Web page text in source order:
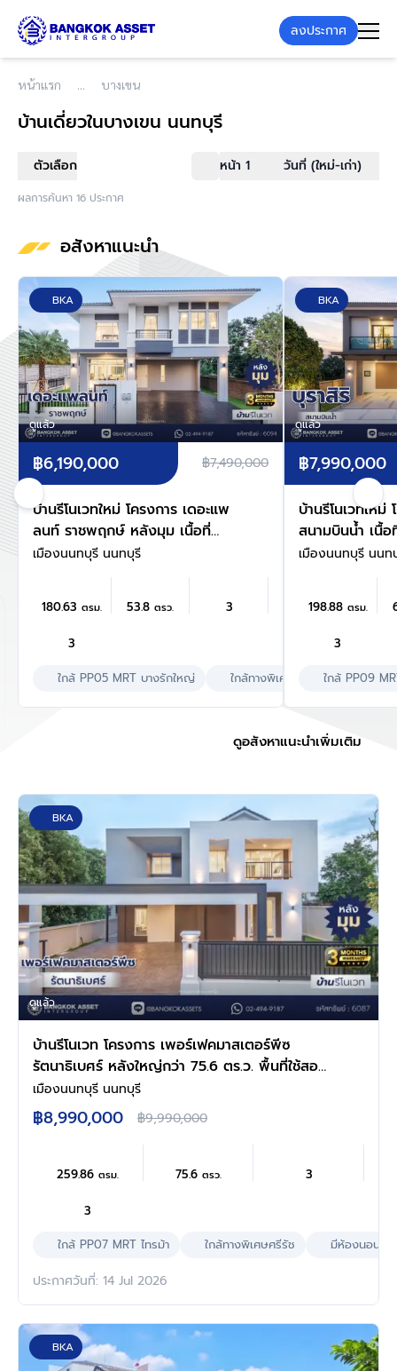
ลงประกาศ
หน้าแรก บางเขน
บ้านเดี่ยวในบางเขน นนทบุรี
ตัวเลือก หน้า 1 วันที่ (ใหม่-เก่า)
ผลการค้นหา 16 ประกาศ
อสังหาแนะนำ
BKA
ดูแล้ว
฿6,190,000 ฿7,490,000
บ้านรีโนเวทใหม่ โครงการ เดอะแพ
ลนท์ ราชพฤกษ์ หลังมุม เนื้อที่
53.8 ตร.ว. พื้นที่ใช้สอย 180.63
ตร.ม. ฟังก์ชัน 3 ห้องนอน 3
ศักยภาพ เดินทางสะดวก ใกล้วง
เวียนพระราม5, The Walk,
ม่วง "สถานีบางรักใหญ่"
เมืองนนทบุรี นนทบุรี
180.63ตรม. 53.8ตรว. 3
3
ใกล้ PP05 MRT บางรักใหญ่ ใกล้ทางพิเศษศรีรัช เลี้ยงสั
BKA
ดูแล้ว
฿7,990,000
บ้านรีโนเวทใหม่
สนามบินน้ำ เนื้
พื้นที่ใช้สอย
3 ห้องนอน 3
ใกล้เซ็นทรัล น
รถไฟฟ้าสายสี
เมืองนนทบุรี นนท
198.88 ตรม.
3
ใกล้ PP09
ดูอสังหาแนะนำเพิ่มเติม
BKA
ดูแล้ว
บ้านรีโนเวท โครงการ เพอร์เฟคมาสเตอร์พีซ
รัตนาธิเบศร์ หลังใหญ่กว่า 75.6 ตร.ว. พื้นที่ใช้สอย
259.86 ตร.ม. ฟังก์ชัน 4 ห้องนอน 3 ห้องน้ำ จอด
รถได้ 3 คัน บนทำเลเชื่อมต่อทุกการเดินทาง ใกล้
รถไฟฟ้าสายสีม่วง "สถานีไทรม้า" และจุดขึ้น
ทางด่วน "งามวงศ์วาน"
เมืองนนทบุรี นนทบุรี
฿8,990,000 ฿9,990,000
259.86ตรม. 75.6 ตรว. 3
3
ใกล้ PP07 MRT ไทรม้า
ใกล้ทางพิเศษศรีรัช มีห้องนอนล่า
ประกาศวันที่: 14 Jul 2026
BKA